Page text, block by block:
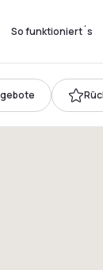
So funktioniert´s